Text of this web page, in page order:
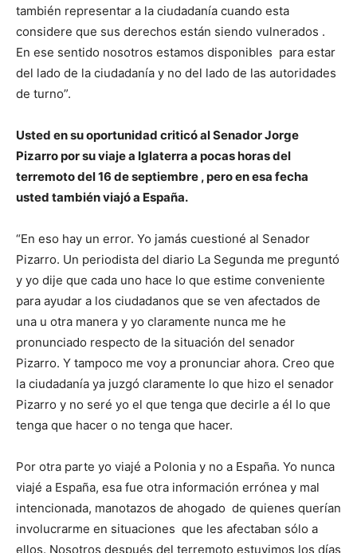
también representar a la ciudadanía cuando esta
considere que sus derechos están siendo vulnerados .
En ese sentido nosotros estamos disponibles para estar
del lado de la ciudadanía y no del lado de las autoridades
de turno”.
Usted en su oportunidad criticó al Senador Jorge
Pizarro por su viaje a Iglaterra a pocas horas del
terremoto del 16 de septiembre , pero en esa fecha
usted también viajó a España.
“En eso hay un error. Yo jamás cuestioné al Senador
Pizarro. Un periodista del diario La Segunda me preguntó
y yo dije que cada uno hace lo que estime conveniente
para ayudar a los ciudadanos que se ven afectados de
una u otra manera y yo claramente nunca me he
pronunciado respecto de la situación del senador
Pizarro. Y tampoco me voy a pronunciar ahora. Creo que
la ciudadanía ya juzgó claramente lo que hizo el senador
Pizarro y no seré yo el que tenga que decirle a él lo que
tenga que hacer o no tenga que hacer.
Por otra parte yo viajé a Polonia y no a España. Yo nunca
viajé a España, esa fue otra información errónea y mal
intencionada, manotazos de ahogado de quienes querían
involucrarme en situaciones que les afectaban sólo a
ellos. Nosotros después del terremoto estuvimos los días